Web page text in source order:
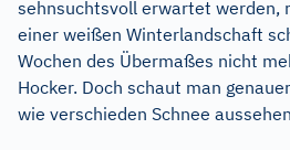
sehnsuchtsvoll erwartet werden,
einer weißen Winterlandschaft
Wochen des Übermaßes nicht
Hocker. Doch schaut man
wie verschieden Schnee